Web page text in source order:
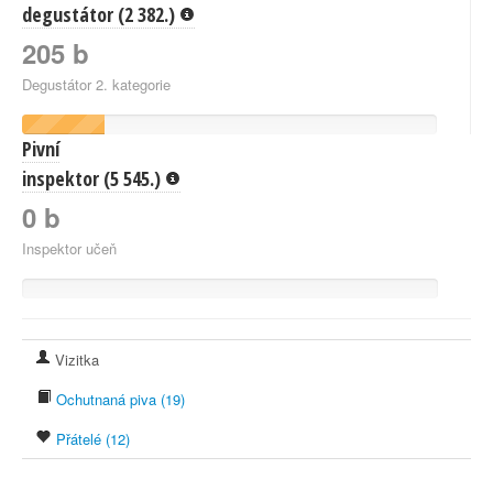
degustátor (2 382.)
205 b
Degustátor 2. kategorie
Pivní
inspektor (5 545.)
0 b
Inspektor učeň
Vizitka
Ochutnaná piva (19)
Přátelé (12)